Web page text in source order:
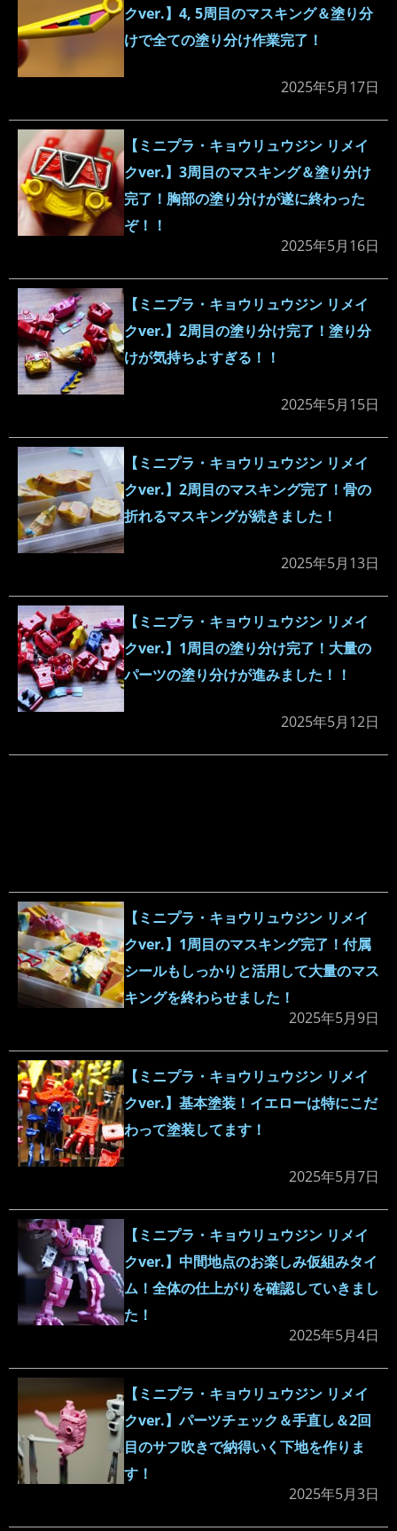
クver.】4, 5周目のマスキング＆塗り分
けで全ての塗り分け作業完了！
2025年5月17日
【ミニプラ・キョウリュウジン リメイ
クver.】3周目のマスキング＆塗り分け
完了！胸部の塗り分けが遂に終わった
ぞ！！
2025年5月16日
【ミニプラ・キョウリュウジン リメイ
クver.】2周目の塗り分け完了！塗り分
けが気持ちよすぎる！！
2025年5月15日
【ミニプラ・キョウリュウジン リメイ
クver.】2周目のマスキング完了！骨の
折れるマスキングが続きました！
2025年5月13日
【ミニプラ・キョウリュウジン リメイ
クver.】1周目の塗り分け完了！大量の
パーツの塗り分けが進みました！！
2025年5月12日
【ミニプラ・キョウリュウジン リメイ
クver.】1周目のマスキング完了！付属
シールもしっかりと活用して大量のマス
キングを終わらせました！
2025年5月9日
【ミニプラ・キョウリュウジン リメイ
クver.】基本塗装！イエローは特にこだ
わって塗装してます！
2025年5月7日
【ミニプラ・キョウリュウジン リメイ
クver.】中間地点のお楽しみ仮組みタイ
ム！全体の仕上がりを確認していきまし
た！
2025年5月4日
【ミニプラ・キョウリュウジン リメイ
クver.】パーツチェック＆手直し＆2回
目のサフ吹きで納得いく下地を作りま
す！
2025年5月3日